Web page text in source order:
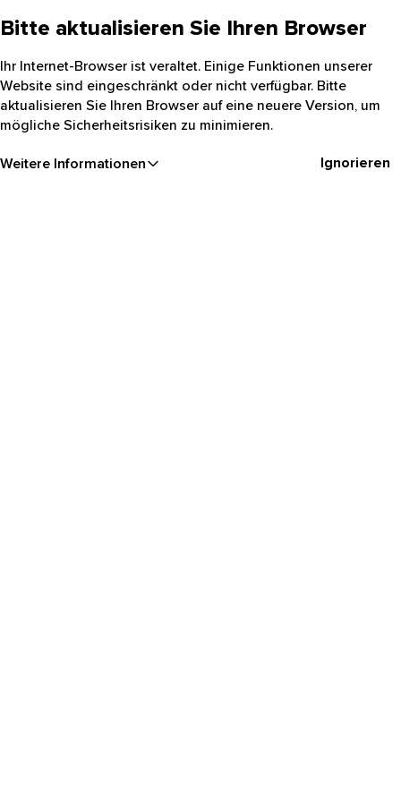
Bitte aktualisieren Sie Ihren Browser
Ihr Internet-Browser ist veraltet. Einige Funktionen unserer
Website sind eingeschränkt oder nicht verfügbar. Bitte
aktualisieren Sie Ihren Browser auf eine neuere Version, um
mögliche Sicherheitsrisiken zu minimieren.
Weitere Informationen Ignorieren